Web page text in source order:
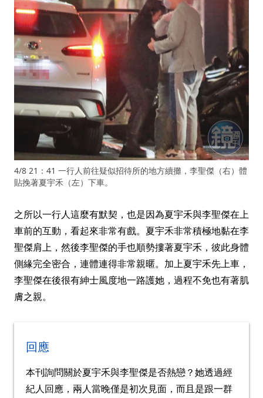
4/8 21：41 一行人前往疑似招待所的地方續攤，李聖傑（右）體
貼挽著夏宇禾（左）下車。
之所以一行人這麼有默契，也是因為夏宇禾與李聖傑在上
車前的互動，看起來非常有戲。夏宇禾非常積極地黏在李
聖傑肩上，然後李聖傑的手也順勢摟著夏宇禾，彼此身體
側緣完全密合，連體連得非常親暱。加上夏宇禾先上車，
李聖傑在後很有紳士風度地一路護她，過程不免也有著肌
膚之親。
回應
本刊詢問關於夏宇禾與李聖傑是否熱戀？她透過經
紀人回應，兩人當晚僅是初次見面，而且是跟一群